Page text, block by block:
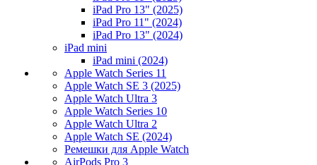
iPad Pro 13" (2025)
iPad Pro 11" (2024)
iPad Pro 13" (2024)
iPad mini
iPad mini (2024)
Apple Watch Series 11
Apple Watch SE 3 (2025)
Apple Watch Ultra 3
Apple Watch Series 10
Apple Watch Ultra 2
Apple Watch SE (2024)
Ремешки для Apple Watch
AirPods Pro 3